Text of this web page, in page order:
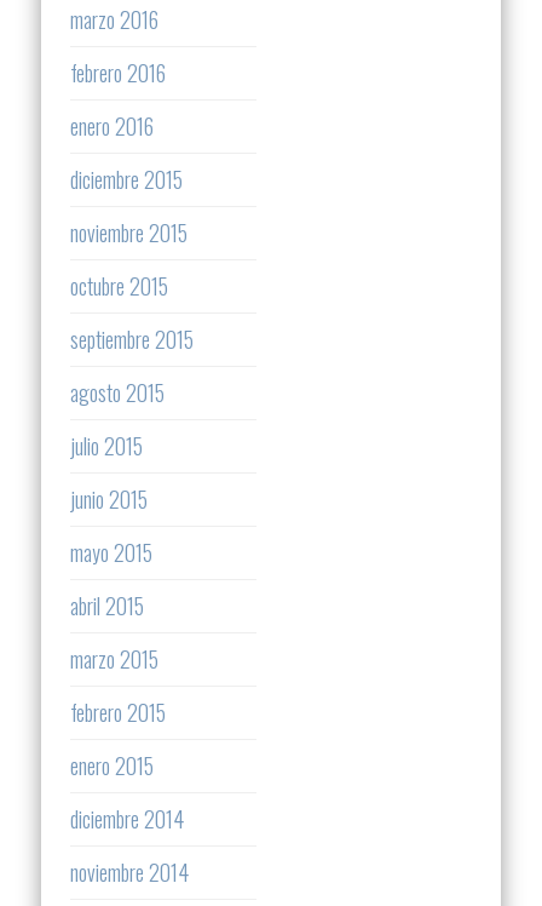
marzo 2016
febrero 2016
enero 2016
diciembre 2015
noviembre 2015
octubre 2015
septiembre 2015
agosto 2015
julio 2015
junio 2015
mayo 2015
abril 2015
marzo 2015
febrero 2015
enero 2015
diciembre 2014
noviembre 2014